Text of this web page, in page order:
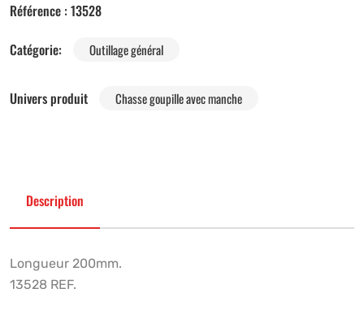
Référence : 13528
Catégorie:
Outillage général
Univers produit Chasse goupille avec manche
Description
Longueur 200mm.
13528 REF.